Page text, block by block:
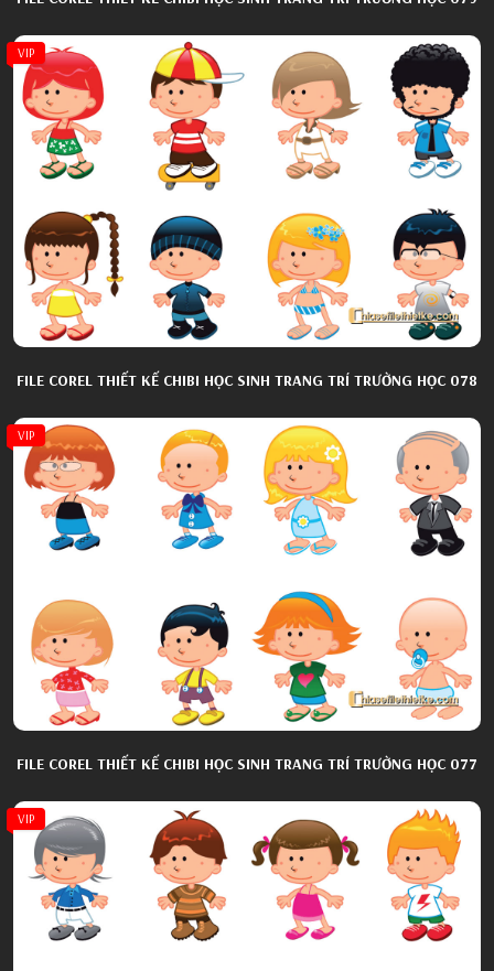
VIP
FILE COREL THIẾT KẾ CHIBI HỌC SINH TRANG TRÍ TRƯỜNG HỌC 078
VIP
FILE COREL THIẾT KẾ CHIBI HỌC SINH TRANG TRÍ TRƯỜNG HỌC 077
VIP